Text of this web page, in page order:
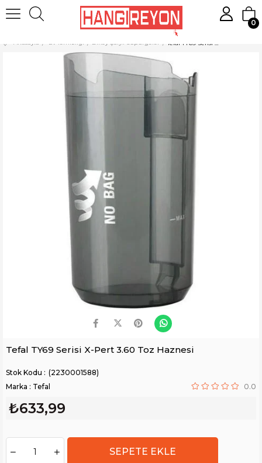
0
Anasayfa Ev Temizliği Dikey Şarjlı Süpürgeler
Tefal TY69 Serisi X-Pert 3.60 Toz Haznesi
(2230001588)
Marka : Tefal 0.0
₺633,99